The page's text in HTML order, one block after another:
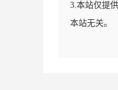
3.本站仅提
本站无关。